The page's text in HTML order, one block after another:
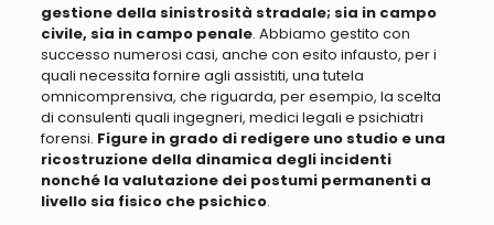
gestione della sinistrosità stradale; sia in campo
civile, sia in campo penale. Abbiamo gestito con
successo numerosi casi, anche con esito infausto, per i
quali necessita fornire agli assistiti, una tutela
omnicomprensiva, che riguarda, per esempio, la scelta
di consulenti quali ingegneri, medici legali e psichiatri
forensi. Figure in grado di redigere uno studio e una
ricostruzione della dinamica degli incidenti
nonché la valutazione dei postumi permanenti a
livello sia fisico che psichico.